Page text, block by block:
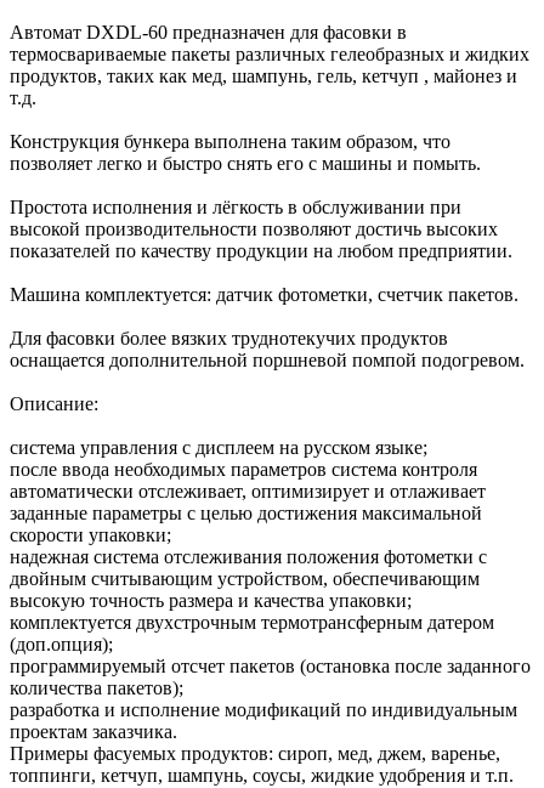
Автомат DXDL-60 предназначен для фасовки в
термосвариваемые пакеты различных гелеобразных и жидких
продуктов, таких как мед, шампунь, гель, кетчуп , майонез и
т.д.
Конструкция бункера выполнена таким образом, что
позволяет легко и быстро снять его с машины и помыть.
Простота исполнения и лёгкость в обслуживании при
высокой производительности позволяют достичь высоких
показателей по качеству продукции на любом предприятии.
Машина комплектуется: датчик фотометки, счетчик пакетов.
Для фасовки более вязких труднотекучих продуктов
оснащается дополнительной поршневой помпой подогревом.
Описание:
система управления с дисплеем на русском языке;
после ввода необходимых параметров система контроля
автоматически отслеживает, оптимизирует и отлаживает
заданные параметры с целью достижения максимальной
скорости упаковки;
надежная система отслеживания положения фотометки с
двойным считывающим устройством, обеспечивающим
высокую точность размера и качества упаковки;
комплектуется двухстрочным термотрансферным датером
(доп.опция);
программируемый отсчет пакетов (остановка после заданного
количества пакетов);
разработка и исполнение модификаций по индивидуальным
проектам заказчика.
Примеры фасуемых продуктов: сироп, мед, джем, варенье,
топпинги, кетчуп, шампунь, соусы, жидкие удобрения и т.п.